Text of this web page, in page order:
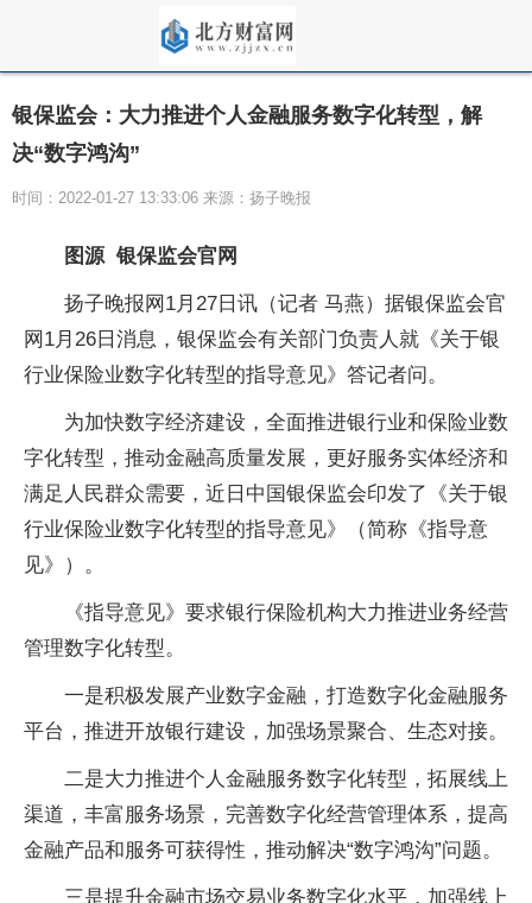
银保监会：大力推进个人金融服务数字化转型，解
决“数字鸿沟”
时间：2022-01-27 13:33:06 来源：扬子晚报
图源 银保监会官网
扬子晚报网1月27日讯（记者 马燕）据银保监会官
网1月26日消息，银保监会有关部门负责人就《关于银
行业保险业数字化转型的指导意见》答记者问。
为加快数字经济建设，全面推进银行业和保险业数
字化转型，推动金融高质量发展，更好服务实体经济和
满足人民群众需要，近日中国银保监会印发了《关于银
行业保险业数字化转型的指导意见》（简称《指导意
见》）。
《指导意见》要求银行保险机构大力推进业务经营
管理数字化转型。
一是积极发展产业数字金融，打造数字化金融服务
平台，推进开放银行建设，加强场景聚合、生态对接。
二是大力推进个人金融服务数字化转型，拓展线上
渠道，丰富服务场景，完善数字化经营管理体系，提高
金融产品和服务可获得性，推动解决“数字鸿沟”问题。
三是提升金融市场交易业务数字化水平，加强线上